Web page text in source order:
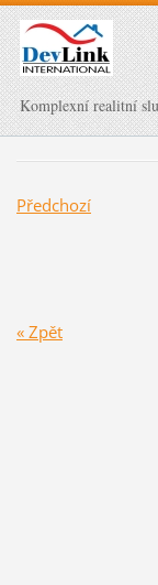
Komplexní realitní
Předchozí
« Zpět